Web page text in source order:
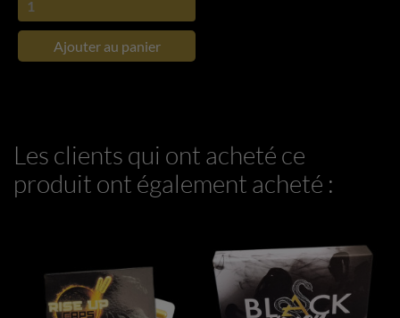
Ajouter au panier
Les clients qui ont acheté ce
produit ont également acheté :